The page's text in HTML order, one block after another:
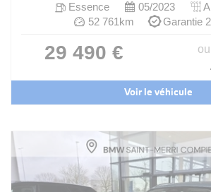
Essence 05/2023
52 761km
Garantie
29 490 € ou
Voir le véhicule